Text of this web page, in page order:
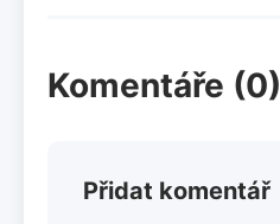
Komentáře (0)
Přidat komentář